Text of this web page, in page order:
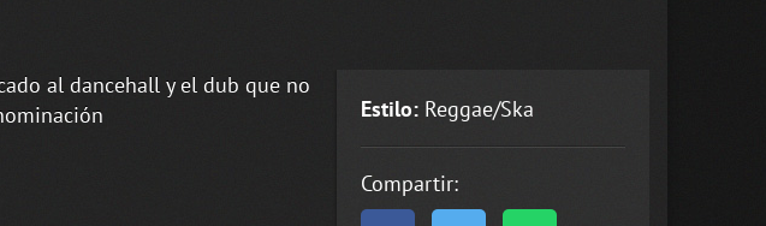
Estilo: Reggae/Ska
Compartir:
al dancehall y el dub que no